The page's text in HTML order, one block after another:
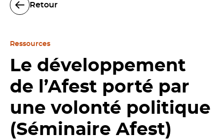
Retour
Ressources
Le développement
de l’Afest porté par
une volonté politique
(Séminaire Afest)